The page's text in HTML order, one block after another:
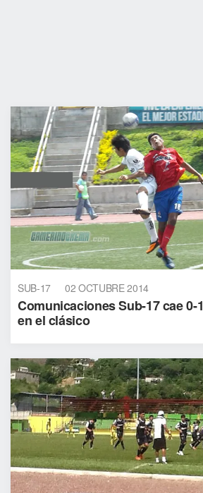
SUB-17 02 OCTUBRE 2014
Comunicaciones Sub-17 cae 0-1
en el clásico